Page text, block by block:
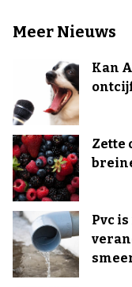
Meer Nieuws
Kan
Zette
Pvc